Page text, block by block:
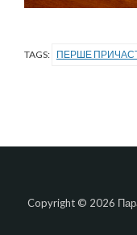
TAGS: ПЕРШЕ
Copyright © 2026